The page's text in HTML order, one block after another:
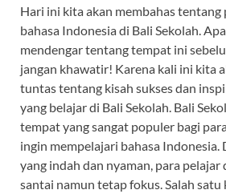
Hari ini kita akan membahas tentang
bahasa Indonesia di Bali Sekolah.
mendengar tentang tempat ini
jangan khawatir! Karena kali ini kita
tuntas tentang kisah sukses dan
yang belajar di Bali Sekolah. Bali
tempat yang sangat populer bagi
ingin mempelajari bahasa Indonesia.
yang indah dan nyaman, para pelajar
santai namun tetap fokus. Salah satu